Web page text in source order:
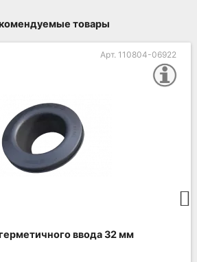
товары
Арт. 110804-06922
ввода 32 мм